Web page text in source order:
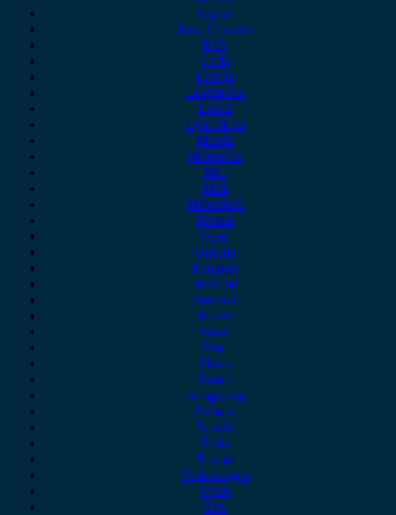
Jaguar
Jeep Chrysler
KIA
Lada
Lancia
Leapmotor
Lexus
Lynk & co
Mazda
Mercedes
MG
Mini
Mitsubishi
Nissan
Opel
Omoda
Peugeot
Porsche
Renault
Rover
Saab
Seat
Skoda
Smart
ssangyong
Subaru
Suzuki
Tesla
Toyota
Volkswagen
Volvo
Xev